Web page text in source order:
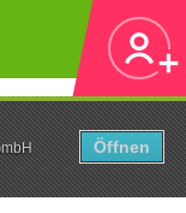
Öffnen